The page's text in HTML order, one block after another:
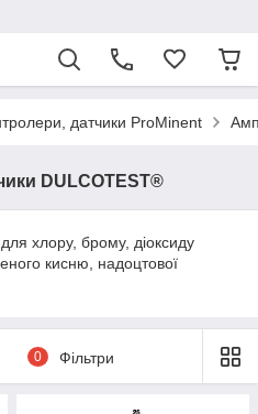
датчики ProMinent
DULCOTEST®
хлору, брому, діоксиду
кисню, надоцтової
0 Фільтри